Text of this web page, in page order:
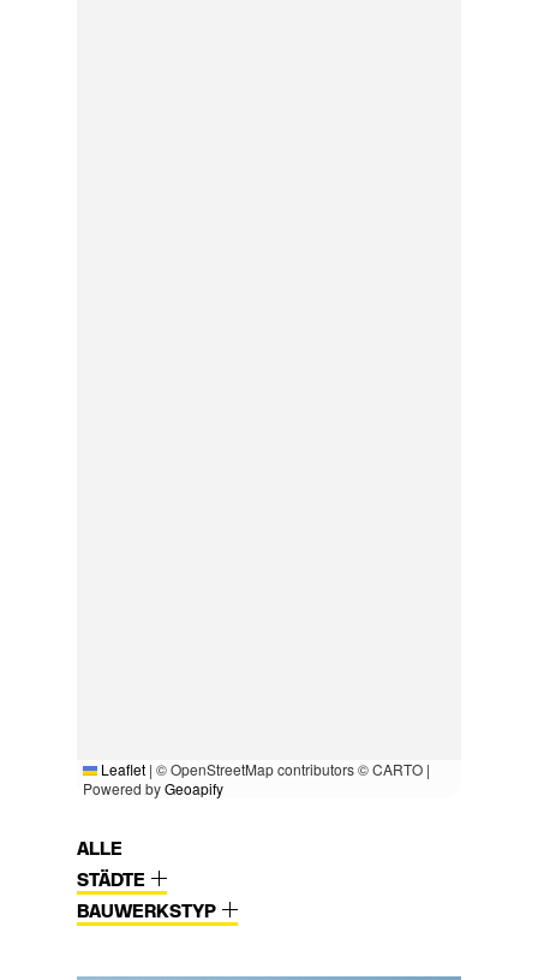
Leaflet | © OpenStreetMap contributors © CARTO |
Powered byGeoapify
ALLE
STÄDTE
BAUWERKSTYP